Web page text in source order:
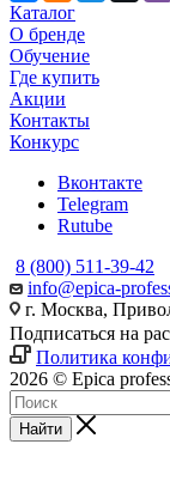
Каталог
О бренде
Обучение
Где купить
Акции
Контакты
Конкурс
Вконтакте
Telegram
Rutube
8 (800) 511-39-42
info@epica-
г. Москва,
Подписаться на
Политика
2026 © Epica
Найти